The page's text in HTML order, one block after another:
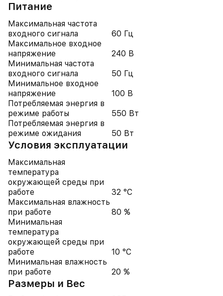
Питание
Максимальная частота
входного сигнала
60 Гц
Максимальное входное
напряжение
240 В
Минимальная частота
входного сигнала
50 Гц
Минимальное входное
напряжение
100 В
Потребляемая энергия в
режиме работы
550 Вт
Потребляемая энергия в
режиме ожидания
50 Вт
Условия эксплуатации
Максимальная
температура
окружающей среды при
работе
32 °C
Максимальная влажность
при работе
80 %
Минимальная
температура
окружающей среды при
работе
10 °C
Минимальная влажность
при работе
20 %
Размеры и Вес